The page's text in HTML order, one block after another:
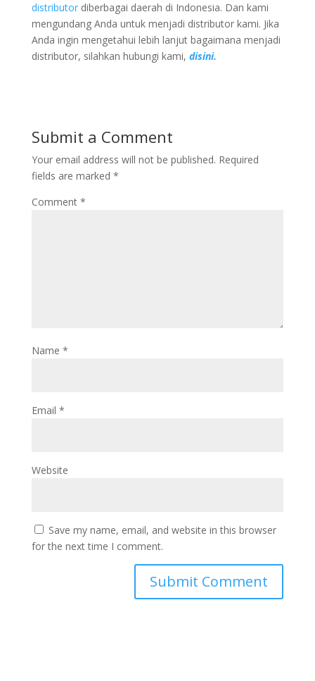
distributordiberbagai daerah di Indonesia. Dan kami
mengundang Anda untuk menjadi distributor kami. Jika
Anda ingin mengetahui lebih lanjut bagaimana menjadi
distributor, silahkan hubungi kami, disini.
Submit a Comment
Your email address will not be published. Required
fields are marked *
Comment *
Name *
Email *
Website
Save my name, email, and website in this browser
for the next time I comment.